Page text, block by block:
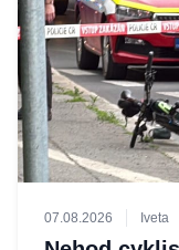
07.08.2026 Iveta